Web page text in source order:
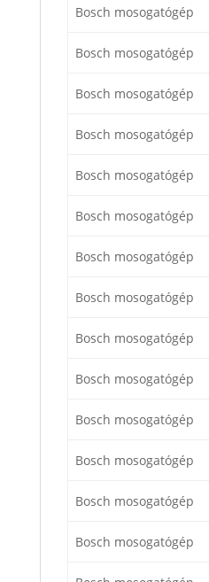
Bosch mosogatógép
Bosch mosogatógép
Bosch mosogatógép
Bosch mosogatógép
Bosch mosogatógép
Bosch mosogatógép
Bosch mosogatógép
Bosch mosogatógép
Bosch mosogatógép
Bosch mosogatógép
Bosch mosogatógép
Bosch mosogatógép
Bosch mosogatógép
Bosch mosogatógép